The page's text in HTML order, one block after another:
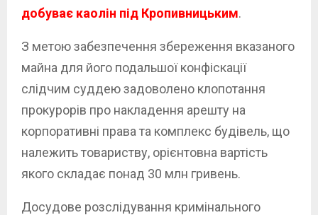
добуває каолін під Кропивницьким.
З метою забезпечення збереження вказаного
майна для його подальшої конфіскації
слідчим суддею задоволено клопотання
прокурорів про накладення арешту на
корпоративні права та комплекс будівель, що
належить товариству, орієнтовна вартість
якого складає понад 30 млн гривень.
Досудове розслідування кримінального